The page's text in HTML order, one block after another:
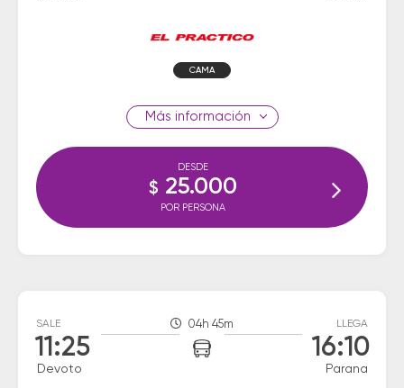
CAMA
información
DESDE
$ 25.000
POR PERSONA
SALE
11:25
Devoto
04h 45m LLEGA
16:10
Parana